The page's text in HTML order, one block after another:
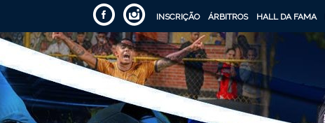
INSCRIÇÃO ÁRBITROS HALL DA FAMA